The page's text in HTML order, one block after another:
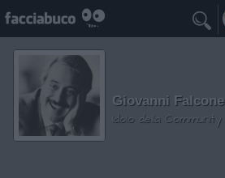
Giovanni Falcone
Idolo della Community